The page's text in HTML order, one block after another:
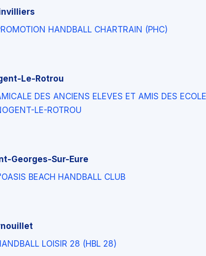
HANDBALL CHARTRAIN (PHC)
Le-Rotrou
DES ANCIENS ELEVES ET AMIS DES
LE-ROTROU
Georges-Sur-Eure
BEACH HANDBALL CLUB
LOISIR 28 (HBL 28)